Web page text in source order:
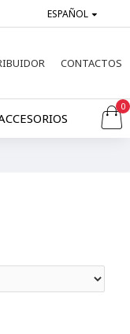
ESPAÑOL
CONTACTOS
0